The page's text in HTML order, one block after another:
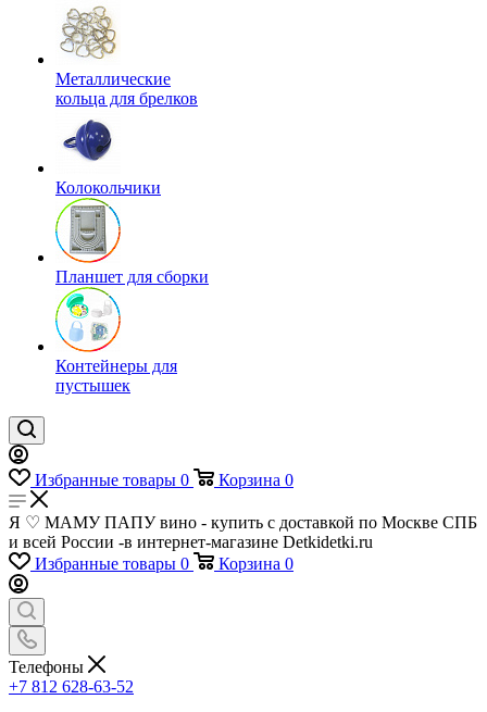
Металлические
кольца для брелков
Колокольчики
Планшет для сборки
Контейнеры для
пустышек
Избранные товары 0 Корзина 0
Я ♡ МАМУ ПАПУ вино - купить с доставкой по Москве СПБ
и всей России -в интернет-магазине Detkidetki.ru
Избранные товары 0 Корзина 0
Телефоны
+7 812 628-63-52